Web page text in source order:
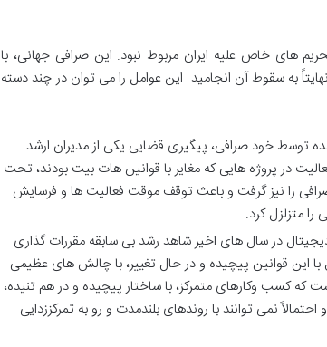
های خاص علیه ایران مربوط نبود. این صرافی جهانی، با
به سقوط آن انجامید. این عوامل را می توان در چند دسته
توسط خود صرافی، پیگیری قضایی یکی از مدیران ارشد
در پروژه هایی که مغایر با قوانین هات بیت بودند، تحت
را نیز گرفت و باعث توقف موقت فعالیت ها و فرسایش
را متزلزل کرد.
در سال های اخیر شاهد رشد بی سابقه مقررات گذاری
این قوانین پیچیده و در حال تغییر، با چالش های عظیمی
کسب وکارهای متمرکز، با ساختار پیچیده و در هم تنیده،
نمی توانند با روندهای بلندمدت و رو به تمرکززدایی